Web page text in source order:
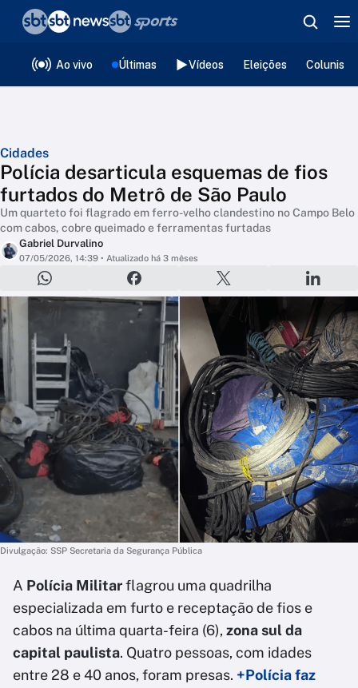
Ao vivo Últimas Vídeos Eleições
Cidades
Polícia desarticula esquemas de fios
furtados do Metrô de São Paulo
Um quarteto foi flagrado em ferro-velho clandestino no Campo Belo
com cabos, cobre queimado e ferramentas furtadas
Gabriel Durvalino
07/05/2026, 14:39 • Atualizado há 3 mêses
Divulgação: SSP Secretaria da Segurança Pública
A Polícia Militarflagrou uma quadrilha
especializada em furto e receptação de fios e
cabos na última quarta-feira (6), zona sul da
capital paulista. Quatro pessoas, com idades
entre 28 e 40 anos, foram presas. +Polícia faz
❮voltar
Editorias